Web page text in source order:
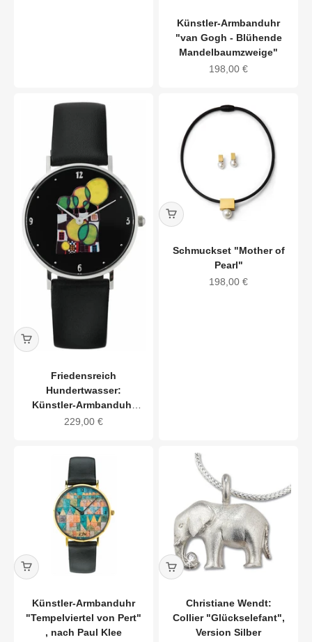
Künstler-Armbanduhr
"van Gogh - Blühende
Mandelbaumzweige"
Angebot
198,00 €
Friedensreich
Hundertwasser:
Künstler-Armbanduhr
"Baummieter"
Angebot
229,00 €
Schmuckset "Mother of
Pearl"
Angebot
198,00 €
Künstler-Armbanduhr
"Tempelviertel von Pert"
, nach Paul Klee
Christiane Wendt:
Collier "Glückselefant",
Version Silber